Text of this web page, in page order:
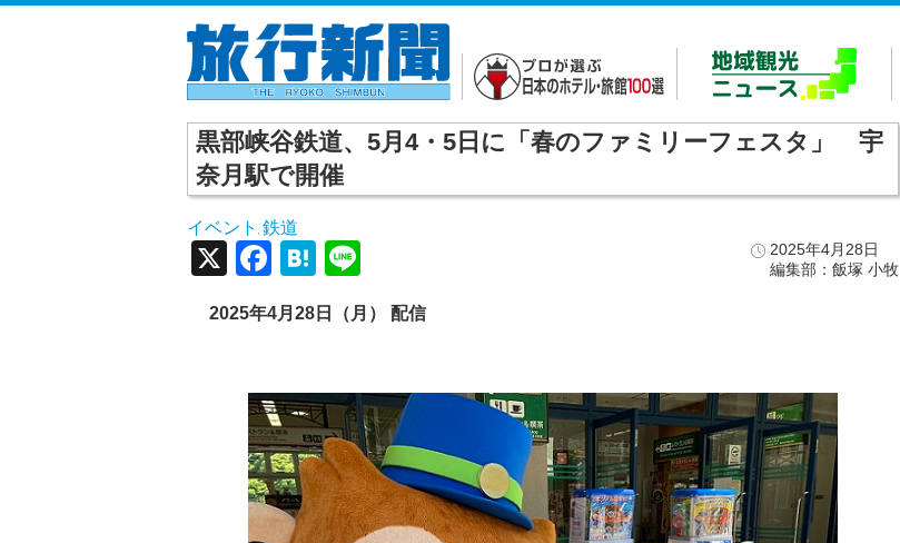
黒部峡谷鉄道、5月4・5日に「春のファミリーフェスタ」 宇
奈月駅で開催
イベント ,鉄道
2025年4月28日
編集部：飯塚 小牧
X Facebook
Hatena
2025年4月28日（月） 配信